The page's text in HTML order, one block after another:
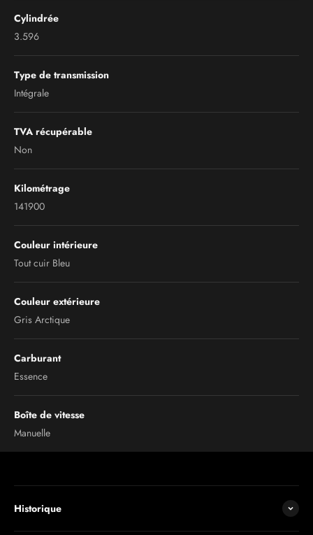
Cylindrée
3.596
Type de transmission
Intégrale
TVA récupérable
Non
Kilométrage
141900
Couleur intérieure
Tout cuir Bleu
Couleur extérieure
Gris Arctique
Carburant
Essence
Boîte de vitesse
Manuelle
Historique